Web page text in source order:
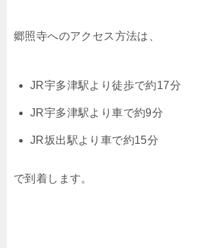
郷照寺へのアクセス方法は、
JR宇多津駅より徒歩で約17分
JR宇多津駅より車で約9分
JR坂出駅より車で約15分
で到着します。